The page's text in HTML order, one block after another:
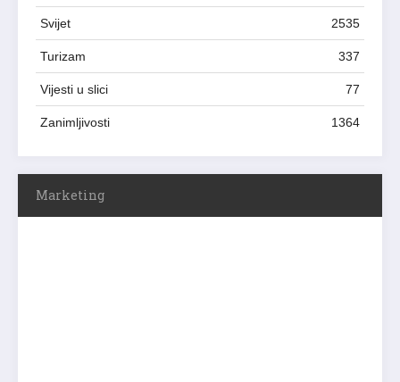
Svijet 2535
Turizam 337
Vijesti u slici 77
Zanimljivosti 1364
Marketing